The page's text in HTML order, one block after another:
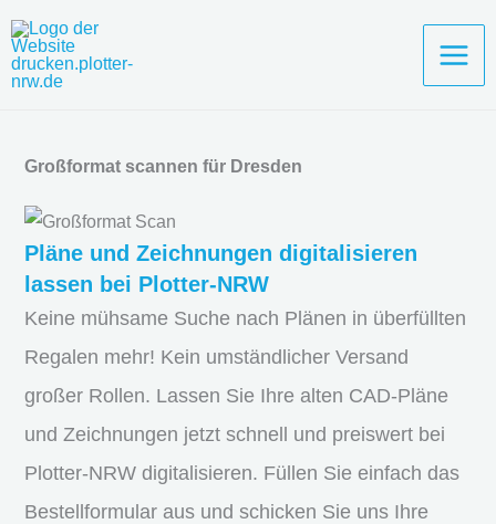
Inhalt
springen
Großformat scannen für Dresden
Pläne und Zeichnungen digitalisieren
lassen bei Plotter-NRW
Keine mühsame Suche nach Plänen in überfüllten
Regalen mehr! Kein umständlicher Versand
großer Rollen. Lassen Sie Ihre alten CAD-Pläne
und Zeichnungen jetzt schnell und preiswert bei
Plotter-NRW digitalisieren. Füllen Sie einfach das
Bestellformular aus und schicken Sie uns Ihre